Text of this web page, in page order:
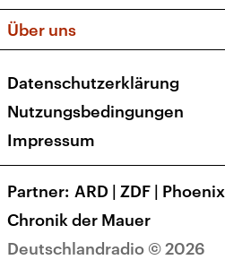
Apps
Newsletter
Veranstaltungen
Social Media
Über uns
Presse
Karriere
Transparenz
Deutschlandradio © 2026
Datenschutzerklärung
Nutzungsbedingungen
Impressum
Partner ARD | ZDF | Phoenix
Chronik der Mauer